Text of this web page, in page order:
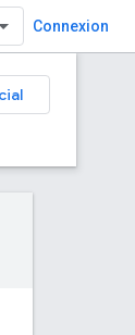
Connexion